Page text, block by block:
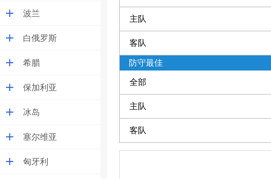
波兰
白俄罗斯
希腊
保加利亚
冰岛
塞尔维亚
匈牙利
主队
客队
防守最佳
全部
主队
客队